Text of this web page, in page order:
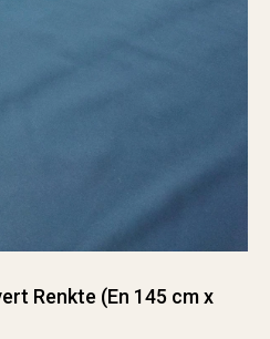
Renkte (En 145 cm x